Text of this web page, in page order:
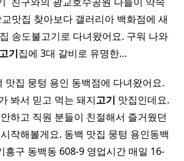
맛집 찾아보다 갤러리아 백화점에 새
집 송도불고기로 다녀왔어요. 구워 나와
고기집에 3대 갈비로 유명한…
맛집 뭉텅 용인 동백점에 다녀왔어요.
봐서 믿고 먹는 돼지고기 맛집인데요.
하고 직원 분들이 친절해서 즐거웠던
작해볼게요. 동백 맛집 뭉텅 용인동백
흥구 동백동 608-9 영업시간 매일 16-